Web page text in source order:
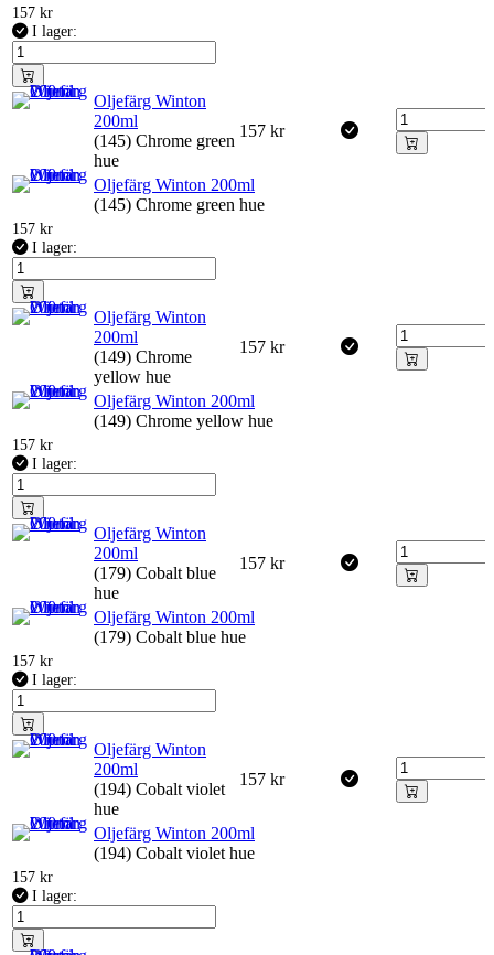
157 kr
I lager:
Oljefärg Winton
200ml
(145) Chrome green
hue
157 kr
Oljefärg Winton 200ml
(145) Chrome green hue
157 kr
I lager:
Oljefärg Winton
200ml
(149) Chrome
yellow hue
157 kr
Oljefärg Winton 200ml
(149) Chrome yellow hue
157 kr
I lager:
Oljefärg Winton
200ml
(179) Cobalt blue
hue
157 kr
Oljefärg Winton 200ml
(179) Cobalt blue hue
157 kr
I lager:
Oljefärg Winton
200ml
(194) Cobalt violet
hue
157 kr
Oljefärg Winton 200ml
(194) Cobalt violet hue
157 kr
I lager: